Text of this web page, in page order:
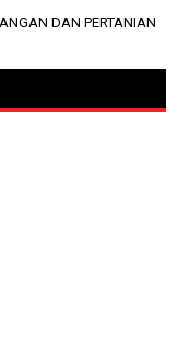
DAN PERTANIAN